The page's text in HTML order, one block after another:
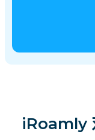
iRoamly